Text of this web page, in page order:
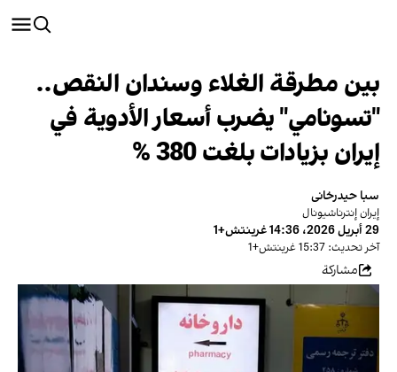
بين مطرقة الغلاء وسندان النقص..
"تسونامي" يضرب أسعار الأدوية في
إيران بزيادات بلغت 380 %
سبا حیدرخانی
إیران ‌إنترناشيونال
29 أبريل 2026، 14:36 غرينتش+1
آخر تحديث: 15:37 غرينتش+1
مشاركة